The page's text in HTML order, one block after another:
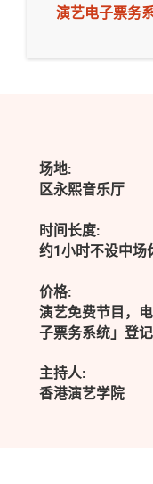
演艺电子票务
场地:
区永熙音乐厅
时间长度:
约1小时不设中场
价格:
演艺免费节目，
子票务系统」登
主持人:
香港演艺学院